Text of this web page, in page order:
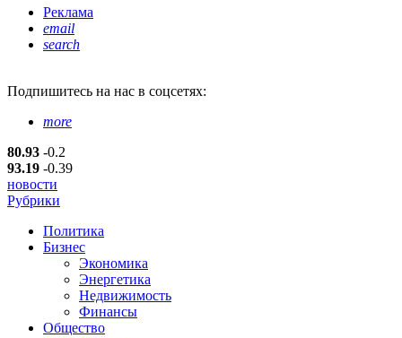
Реклама
email
search
Подпишитесь на нас в соцсетях:
more
80.93 -0.2
93.19 -0.39
новости
Рубрики
Политика
Бизнес
Экономика
Энергетика
Недвижимость
Финансы
Общество